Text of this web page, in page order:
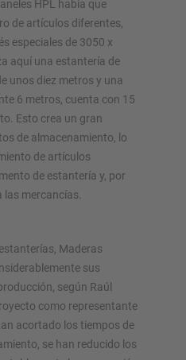
HPL había que
de artículos diferentes,
especiales de 3050 x
aquí una estantería de
unos diez metros y una
6 metros, cuenta con 15
Esto crea un gran
de almacenamiento, lo
de artículos
de estantería y, por
las mercancías.
Maderas
sus
según Raúl
como representante
acortado los tiempos de
se han reducido los